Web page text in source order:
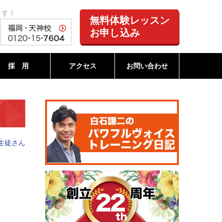
！
無料体験レッスン
お申し込み
採 用 アクセス お問い合わせ
徒さん